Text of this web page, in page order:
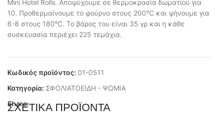
Mini Hotel Rolls. Αποψύχουμε σε θερμοκρασία δωματίου για
10. Προθερμαίνουμε το φούρνο στους 200°C και ψήνουμε για
6-8 στους 180°C. Το βάρος του είναι 35 γρ και η κάθε
συσκευασία περιέχει 225 τεμάχια.
Κωδικός προϊόντος: 01-0511
Κατηγορία: ΣΦΟΛΙΑΤΟΕΙΔΗ - ΨΩΜΙΑ
Share:
ΣΧΕΤΙΚΆ ΠΡΟΪΌΝΤΑ